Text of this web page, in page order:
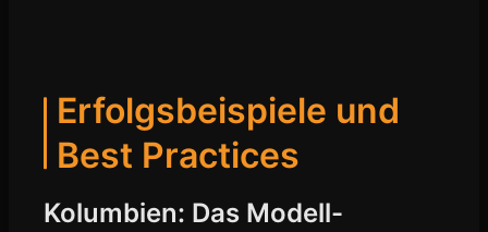
Erfolgsbeispiele und
Best Practices
Kolumbien: Das Modell-